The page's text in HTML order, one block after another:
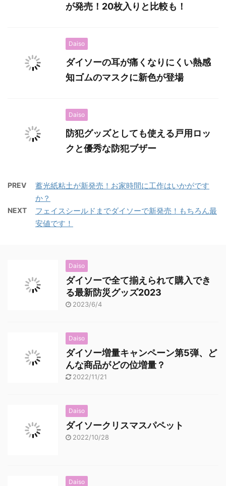
が発売！20枚入りと比較も！
Daiso
ダイソーの耳が痛くなりにくい熱感
知ゴムのマスクに新色が登場
Daiso
防犯グッズとしても使える戸用ロッ
クと優秀な防犯ブザー
PREV
蓄光紙粘土が新発売！お家時間に工作はいかがです
か？
NEXT
フェイスシールドまでダイソーで新発売！もちろん最
安値です！
Daiso
ダイソーで全て揃えられて購入でき
る最新防災グッズ2023
2023/6/4
Daiso
ダイソー増量キャンペーン第5弾、ど
んな商品がどの位増量？
2022/11/21
Daiso
ダイソークリスマスパペット
2022/10/28
Daiso